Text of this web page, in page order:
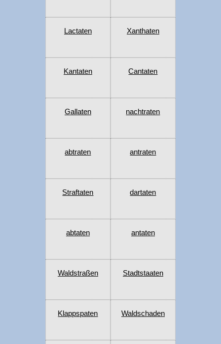
Lactaten Xanthaten
Kantaten Cantaten
Gallaten nachtraten
abtraten antraten
Straftaten dartaten
abtaten antaten
Waldstraßen Stadtstaaten
Klappspaten Waldschaden